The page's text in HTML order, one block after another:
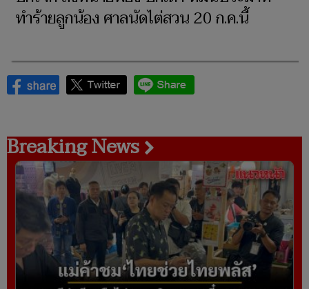
ทำร้ายลูกน้อง ศาลนัดไต่สวน 20 ก.ค.นี้
Breaking News